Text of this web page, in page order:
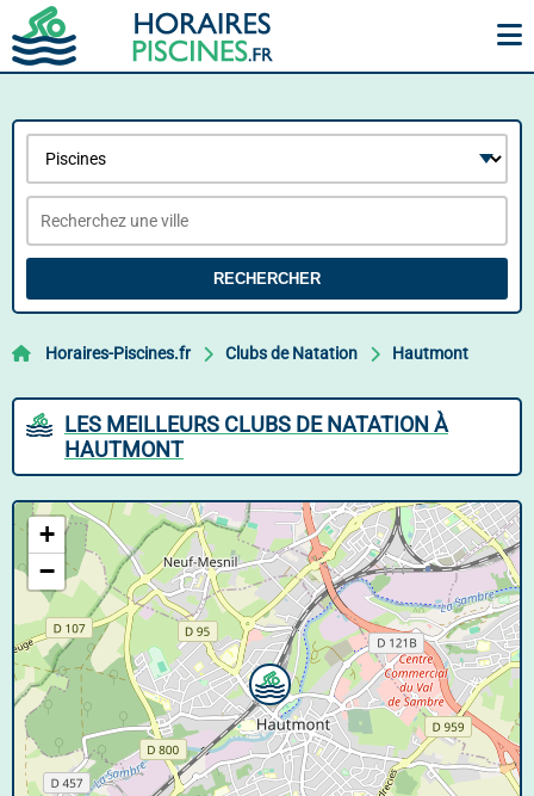
RECHERCHER
Horaires-Piscines.fr Clubs de Natation Hautmont
LES MEILLEURS CLUBS DE NATATION À
HAUTMONT
+
−